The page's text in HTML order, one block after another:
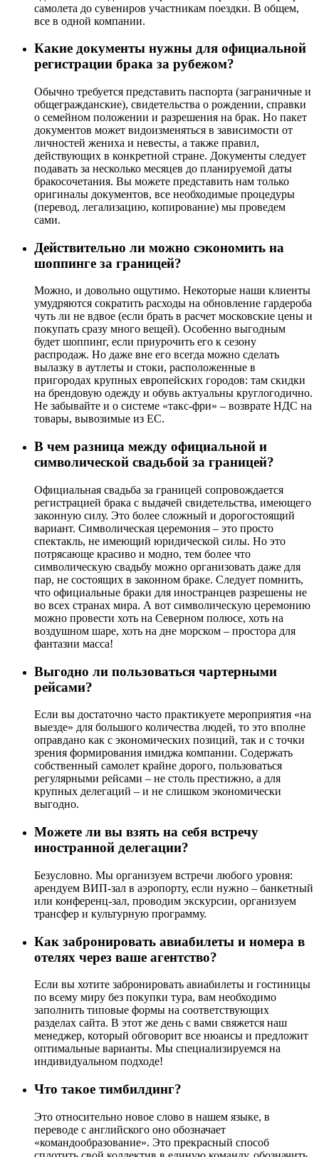
самолета до сувениров участникам поездки. В общем,
все в одной компании.
Какие документы нужны для официальной
регистрации брака за рубежом?
Обычно требуется представить паспорта (заграничные и
общегражданские), свидетельства о рождении, справки
о семейном положении и разрешения на брак. Но пакет
документов может видоизменяться в зависимости от
личностей жениха и невесты, а также правил,
действующих в конкретной стране. Документы следует
подавать за несколько месяцев до планируемой даты
бракосочетания. Вы можете представить нам только
оригиналы документов, все необходимые процедуры
(перевод, легализацию, копирование) мы проведем
сами.
Действительно ли можно сэкономить на
шоппинге за границей?
Можно, и довольно ощутимо. Некоторые наши клиенты
умудряются сократить расходы на обновление гардероба
чуть ли не вдвое (если брать в расчет московские цены и
покупать сразу много вещей). Особенно выгодным
будет шоппинг, если приурочить его к сезону
распродаж. Но даже вне его всегда можно сделать
вылазку в аутлеты и стоки, расположенные в
пригородах крупных европейских городов: там скидки
на брендовую одежду и обувь актуальны круглогодично.
Не забывайте и о системе «такс-фри» – возврате НДС на
товары, вывозимые из ЕС.
В чем разница между официальной и
символической свадьбой за границей?
Официальная свадьба за границей сопровождается
регистрацией брака с выдачей свидетельства, имеющего
законную силу. Это более сложный и дорогостоящий
вариант. Символическая церемония – это просто
спектакль, не имеющий юридической силы. Но это
потрясающе красиво и модно, тем более что
символическую свадьбу можно организовать даже для
пар, не состоящих в законном браке. Следует помнить,
что официальные браки для иностранцев разрешены не
во всех странах мира. А вот символическую церемонию
можно провести хоть на Северном полюсе, хоть на
воздушном шаре, хоть на дне морском – простора для
фантазии масса!
Выгодно ли пользоваться чартерными
рейсами?
Если вы достаточно часто практикуете мероприятия «на
выезде» для большого количества людей, то это вполне
оправдано как с экономических позиций, так и с точки
зрения формирования имиджа компании. Содержать
собственный самолет крайне дорого, пользоваться
регулярными рейсами – не столь престижно, а для
крупных делегаций – и не слишком экономически
выгодно.
Можете ли вы взять на себя встречу
иностранной делегации?
Безусловно. Мы организуем встречи любого уровня:
арендуем ВИП-зал в аэропорту, если нужно – банкетный
или конференц-зал, проводим экскурсии, организуем
трансфер и культурную программу.
Как забронировать авиабилеты и номера в
отелях через ваше агентство?
Если вы хотите забронировать авиабилеты и гостиницы
по всему миру без покупки тура, вам необходимо
заполнить типовые формы на соответствующих
разделах сайта. В этот же день с вами свяжется наш
менеджер, который обговорит все нюансы и предложит
оптимальные варианты. Мы специализируемся на
индивидуальном подходе!
Что такое тимбилдинг?
Это относительно новое слово в нашем языке, в
переводе с английского оно обозначает
«командообразование». Это прекрасный способ